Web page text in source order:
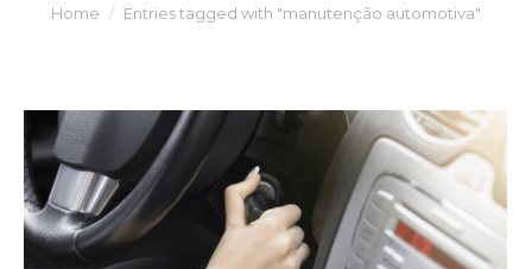
You are here:
Home Entries tagged with "manutenção automotiva"